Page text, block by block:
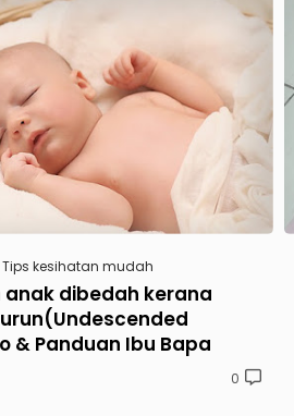
Tips kesihatan mudah
dibedah kerana
& Panduan Ibu Bapa
0